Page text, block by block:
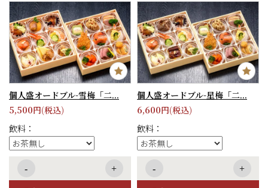
個人盛オードブル-雪梅「二...
5,500円(税込)
飲料：
- +
個人盛オードブル-星梅「二...
6,600円(税込)
飲料：
- +